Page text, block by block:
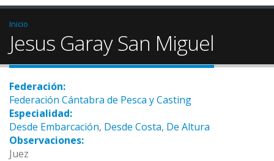
Inicio
Jesus Garay San Miguel
Federación:
Federación Cántabra de Pesca y Casting
Especialidad:
Desde Embarcación, Desde Costa, De Altura
Observaciones:
Juez